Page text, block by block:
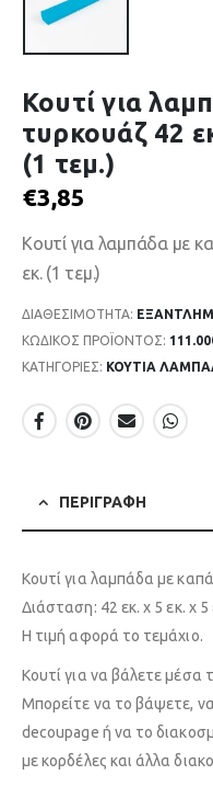
Κουτί για
τυρκουάζ 42
(1 τεμ.)
€3,85
Κουτί για λαμπάδα με
εκ. (1 τεμ.)
ΔΙΑΘΕΣΙΜΌΤΗΤΑ:
ΚΩΔΙΚΌΣ ΠΡΟΪΌΝΤΟΣ:
ΚΑΤΗΓΟΡΊΕΣ: ΚΟΥΤΙΑ
ΠΕΡΙΓΡΑΦΉ
Κουτί για λαμπάδα με
Διάσταση: 42 εκ. x 5 εκ. x 5
Η τιμή αφορά το τεμάχιο.
Κουτί για να βάλετε μέσα
Μπορείτε να το βάψετε,
decoupage ή να το
με κορδέλες και άλλα